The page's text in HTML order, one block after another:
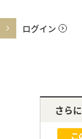
ログイン
さら